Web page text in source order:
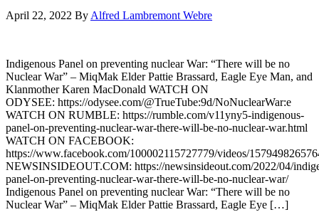
April 22, 2022 ByAlfred Lambremont Webre
Indigenous Panel on preventing nuclear War: “There will be no
Nuclear War” – MiqMak Elder Pattie Brassard, Eagle Eye Man, and
Klanmother Karen MacDonald WATCH ON
ODYSEE: https://odysee.com/@TrueTube:9d/NoNuclearWar:e
WATCH ON RUMBLE: https://rumble.com/v11yny5-indigenous-
panel-on-preventing-nuclear-war-there-will-be-no-nuclear-war.html
WATCH ON FACEBOOK:
https://www.facebook.com/100002115727779/videos/
NEWSINSIDEOUT.COM: https://newsinsideout.com/2022/04/
panel-on-preventing-nuclear-war-there-will-be-no-nuclear-war/
Indigenous Panel on preventing nuclear War: “There will be no
Nuclear War” – MiqMak Elder Pattie Brassard, Eagle Eye […]